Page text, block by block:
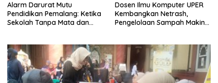
Alarm Darurat Mutu
Pendidikan Pemalang: Ketika
Sekolah Tanpa Mata dan
Dosen Ilmu Komputer UPER
Kembangkan Netrash,
Pengelolaan Sampah Makin